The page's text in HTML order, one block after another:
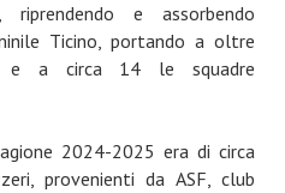
e assorbendo
Ticino, portando a oltre
e a circa 14 le squadre
2024-2025 era di circa
provenienti da ASF, club